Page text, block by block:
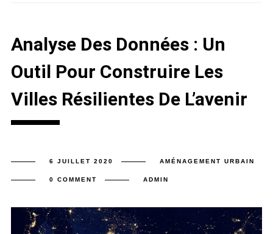
Analyse Des Données : Un
Outil Pour Construire Les
Villes Résilientes De L’avenir
6 JUILLET 2020 AMÉNAGEMENT URBAIN
0 COMMENT ADMIN